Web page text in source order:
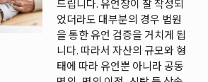
었더라도 대부분의 경우 법원
을 통한 유언 검증을 거치게 됩
니다. 따라서 자산의 규모와 형
태에 따라 유언뿐 아니라 공동